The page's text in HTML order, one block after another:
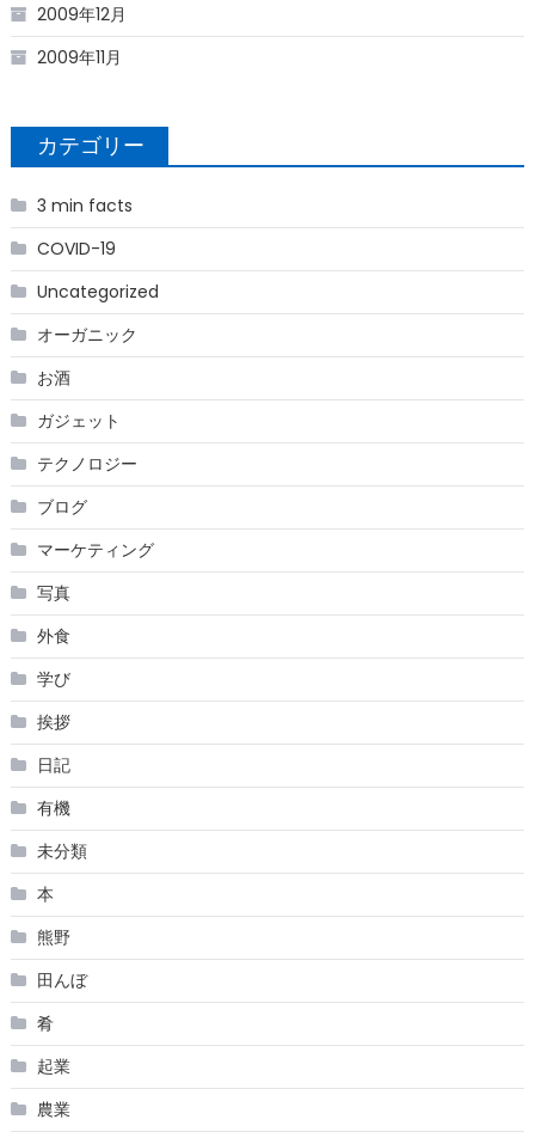
2009年12月
2009年11月
カテゴリー
3 min facts
COVID-19
Uncategorized
オーガニック
お酒
ガジェット
テクノロジー
ブログ
マーケティング
写真
外食
学び
挨拶
日記
有機
未分類
本
熊野
田んぼ
肴
起業
農業